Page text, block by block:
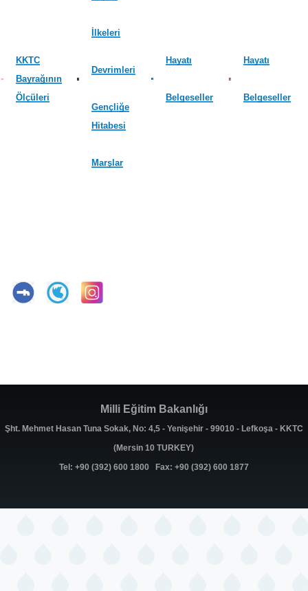
KKTC
Bayrağının
Ölçüleri
İlkeleri
Devrimleri
Gençliğe
Hitabesi
Marşlar
Hayatı
Belgeseller
Hayatı
Belgeseller
Milli Eğitim Bakanlığı
Şht. Mehmet Hasan Tuna Sokak, No: 4,5 - Yenişehir - 99010 - Lefkoşa - KKTC
(Mersin 10 TURKEY)
Tel: +90 (392) 600 1800 Fax: +90 (392) 600 1877